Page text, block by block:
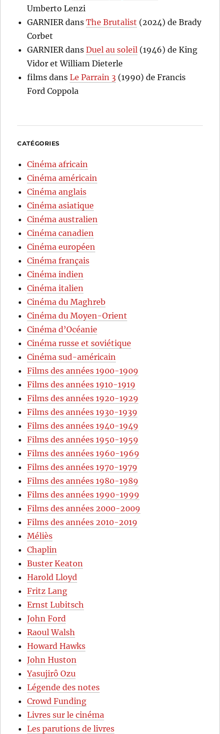
Umberto Lenzi
GARNIER dansThe Brutalist (2024) de Brady
Corbet
GARNIER dansDuel au soleil (1946) de King
Vidor et William Dieterle
films dansLe Parrain 3 (1990) de Francis
Ford Coppola
CATÉGORIES
Cinéma africain
Cinéma américain
Cinéma anglais
Cinéma asiatique
Cinéma australien
Cinéma canadien
Cinéma européen
Cinéma français
Cinéma indien
Cinéma italien
Cinéma du Maghreb
Cinéma du Moyen-Orient
Cinéma d’Océanie
Cinéma russe et soviétique
Cinéma sud-américain
Films des années 1900-1909
Films des années 1910-1919
Films des années 1920-1929
Films des années 1930-1939
Films des années 1940-1949
Films des années 1950-1959
Films des années 1960-1969
Films des années 1970-1979
Films des années 1980-1989
Films des années 1990-1999
Films des années 2000-2009
Films des années 2010-2019
Méliès
Chaplin
Buster Keaton
Harold Lloyd
Fritz Lang
Ernst Lubitsch
John Ford
Raoul Walsh
Howard Hawks
John Huston
Yasujirô Ozu
Légende des notes
Crowd Funding
Livres sur le cinéma
Les parutions de livres